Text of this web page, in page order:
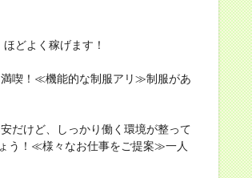
どよく稼げます！
喫！≪機能的な制服アリ≫制服があ
だけど、しっかり働く環境が整って
う！≪様々なお仕事をご提案≫一人